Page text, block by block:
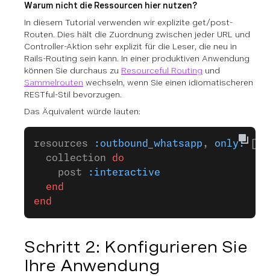
Warum nicht die Ressourcen hier nutzen?
In diesem Tutorial verwenden wir explizite get/post-
Routen. Dies hält die Zuordnung zwischen jeder URL und
Controller-Aktion sehr explizit für die Leser, die neu in
Rails-Routing sein kann. In einer produktiven Anwendung
können Sie durchaus zu Resourceful Routing und
Sammelrouten wechseln, wenn Sie einen idiomatischeren
RESTful-Stil bevorzugen.
Das Äquivalent würde lauten:
resources :outbound_whatsapp , only: [
  collection
do
    post
:interactive
  end
end
Schritt 2: Konfigurieren Sie
Ihre Anwendung